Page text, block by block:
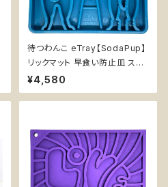
待つわんこ eTray【SodaPup】
リックマット 早食い防止皿 スロ
ーフィーダー 知育 エンリッチメ
ント ボウル ソダパップ Waiting
¥4,580